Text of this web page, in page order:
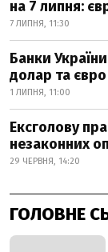
на 7 липня:
7 ЛИПНЯ, 11:30
Банки
долар та євро
1 ЛИПНЯ, 11:00
Ексголову
незаконних
29 ЧЕРВНЯ, 14:20
ГОЛОВНЕ